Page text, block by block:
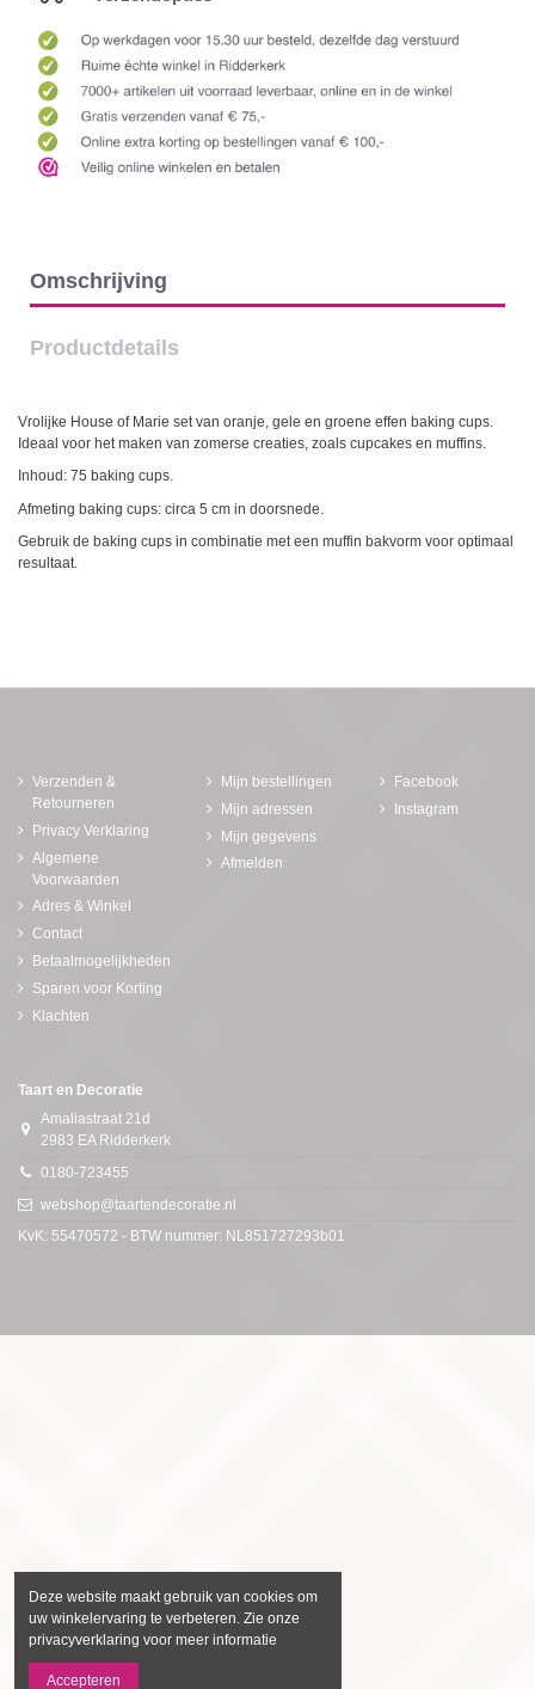
Omschrijving
Productdetails
Vrolijke House of Marie set van oranje, gele en groene effen baking cups.
Ideaal voor het maken van zomerse creaties, zoals cupcakes en muffins.
Inhoud: 75 baking cups.
Afmeting baking cups: circa 5 cm in doorsnede.
Gebruik de baking cups in combinatie met een muffin bakvorm voor optimaal
resultaat.
Verzenden &
Retourneren
Privacy Verklaring
Algemene
Voorwaarden
Adres & Winkel
Contact
Betaalmogelijkheden
Sparen voor Korting
Klachten
Mijn bestellingen
Mijn adressen
Mijn gegevens
Afmelden
Facebook
Instagram
Taart en Decoratie
Amaliastraat 21d
2983 EA Ridderkerk
0180-723455
webshop@taartendecoratie.nl
KvK: 55470572 - BTW nummer: NL851727293b01
Deze website maakt gebruik van cookies om
uw winkelervaring te verbeteren. Zie onze
privacyverklaring voor meer informatie
Accepteren